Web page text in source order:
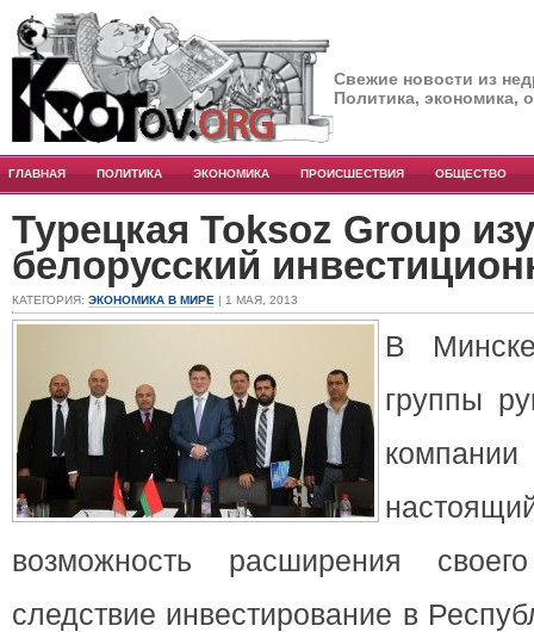
Свежие новости из
Политика, экономика,
ГЛАВНАЯ ПОЛИТИКА ЭКОНОМИКА ПРОИСШЕСТВИЯ ОБЩЕСТВО
Турецкая Toksoz Group
белорусский
КАТЕГОРИЯ: ЭКОНОМИКА В МИРЕ | 1 МАЯ, 2013
В
группы
возможность расширения
следствие инвестирование в